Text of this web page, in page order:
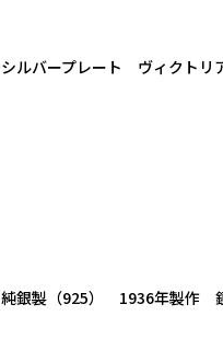
シルバープレート ヴィクト
純銀製（925） 1936年製作